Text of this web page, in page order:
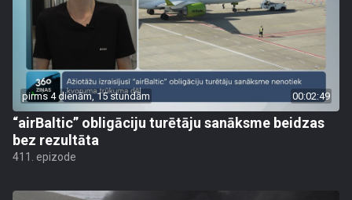
pirms 4 dienām, 15 stundām 00:02:49
“airBaltic” obligāciju turētāju sanāksme beidzas
bez rezultāta
411. epizode